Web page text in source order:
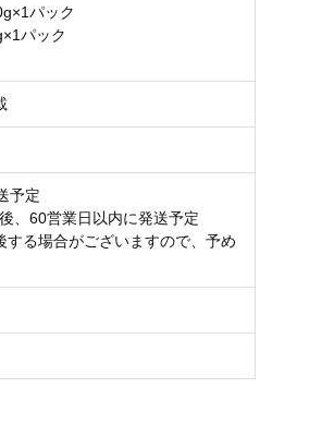
パック
パック
予定
、60営業日以内に発送予定
る場合がございますので、予め